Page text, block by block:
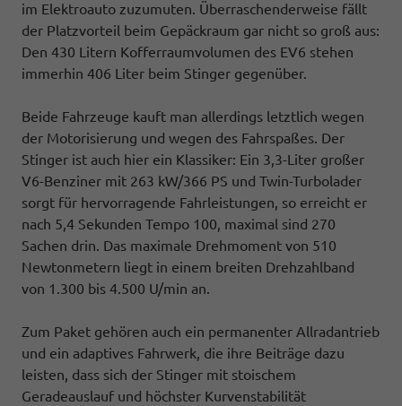
im Elektroauto zuzumuten. Überraschenderweise fällt
der Platzvorteil beim Gepäckraum gar nicht so groß aus:
Den 430 Litern Kofferraumvolumen des EV6 stehen
immerhin 406 Liter beim Stinger gegenüber.
Beide Fahrzeuge kauft man allerdings letztlich wegen
der Motorisierung und wegen des Fahrspaßes. Der
Stinger ist auch hier ein Klassiker: Ein 3,3-Liter großer
V6-Benziner mit 263 kW/366 PS und Twin-Turbolader
sorgt für hervorragende Fahrleistungen, so erreicht er
nach 5,4 Sekunden Tempo 100, maximal sind 270
Sachen drin. Das maximale Drehmoment von 510
Newtonmetern liegt in einem breiten Drehzahlband
von 1.300 bis 4.500 U/min an.
Zum Paket gehören auch ein permanenter Allradantrieb
und ein adaptives Fahrwerk, die ihre Beiträge dazu
leisten, dass sich der Stinger mit stoischem
Geradeauslauf und höchster Kurvenstabilität